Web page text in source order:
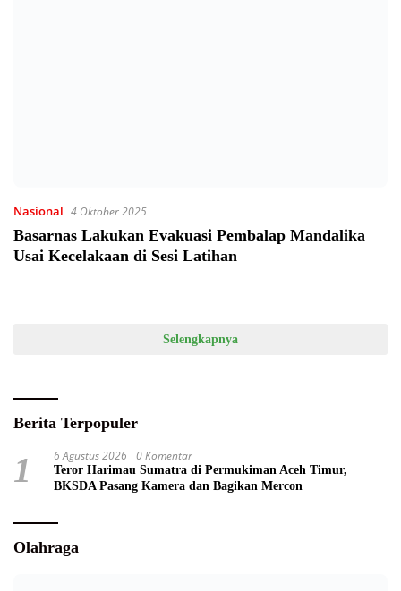
Nasional 4 Oktober 2025
Basarnas Lakukan Evakuasi Pembalap Mandalika
Usai Kecelakaan di Sesi Latihan
Selengkapnya
Berita Terpopuler
1 6 Agustus 2026 0 Komentar
Teror Harimau Sumatra di Permukiman Aceh Timur,
BKSDA Pasang Kamera dan Bagikan Mercon
Olahraga